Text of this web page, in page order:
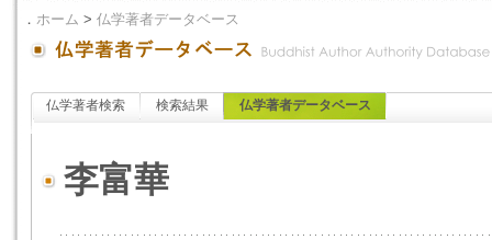
． ホーム > 仏学著者データベース
仏学著者検索 検索結果 仏学著者データベース
李富華